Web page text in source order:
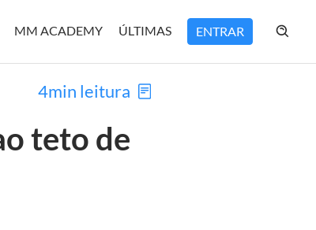
MM ACADEMY ÚLTIMAS ENTRAR
4min leitura
teto de